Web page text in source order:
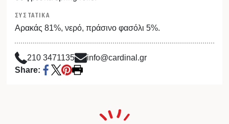
ΣΥΣΤΑΤΙΚΑ
Αρακάς 81%, νερό, πράσινο φασόλι 5%.
210 3471135
info@cardinal.gr
Share: